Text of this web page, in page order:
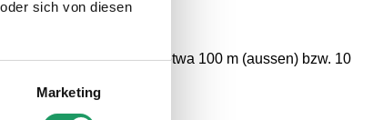
sich von diesen
Marketing
beträgt die Reichweite etwa 100 m (aussen) bzw. 10